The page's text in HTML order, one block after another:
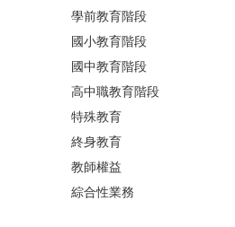
學前教育階段
國小教育階段
國中教育階段
高中職教育階段
特殊教育
終身教育
教師權益
綜合性業務